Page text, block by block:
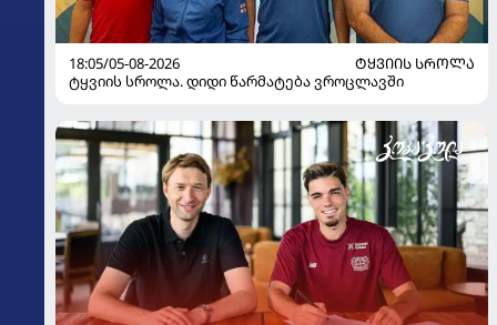
18:05/05-08-2026
ᲢᲧᲕᲘᲘᲡ ᲡᲠᲝᲚᲐ
ტყვიის სროლა. დიდი წარმატება ვროცლავში